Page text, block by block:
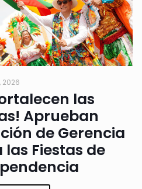
las
Aprueban
de Gerencia
las Fiestas de